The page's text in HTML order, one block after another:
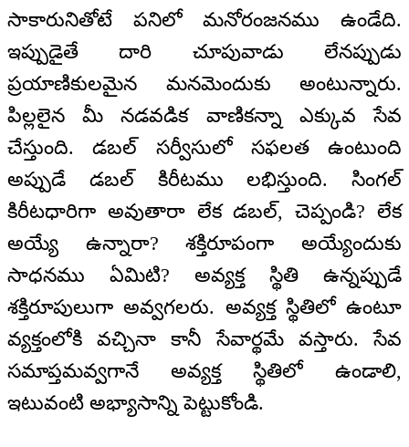
సాకారునితోటే పనిలో మనోరంజనము ఉండేది.
ఇప్పుడైతే దారి చూపువాడు లేనప్పుడు
ప్రయాణికులమైన మనమెందుకు అంటున్నారు.
పిల్లలైన మీ నడవడిక వాణికన్నా ఎక్కువ సేవ
చేస్తుంది. డబల్ సర్వీసులో సఫలత ఉంటుంది
అప్పుడే డబల్ కిరీటము లభిస్తుంది. సింగల్
కిరీటధారిగా అవుతారా లేక డబల్, చెప్పండి? లేక
అయ్యే ఉన్నారా? శక్తిరూపంగా అయ్యేందుకు
సాధనము ఏమిటి? అవ్యక్త స్థితి ఉన్నప్పుడే
శక్తిరూపులుగా అవ్వగలరు. అవ్యక్త స్థితిలో ఉంటూ
వ్యక్తంలోకి వచ్చినా కానీ సేవార్థమే వస్తారు. సేవ
సమాప్తమవ్వగానే అవ్యక్త స్థితిలో ఉండాలి,
ఇటువంటి అభ్యాసాన్ని పెట్టుకోండి.